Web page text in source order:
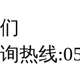
热线: